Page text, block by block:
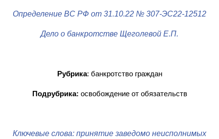
Определение ВС РФ от 31.10.22 № 307-ЭС22-12512
Дело о банкротстве Щеголевой Е.П.
Рубрика: банкротство граждан
Подрубрика: освобождение от обязательств
Ключевые слова: принятие заведомо неисполнимых